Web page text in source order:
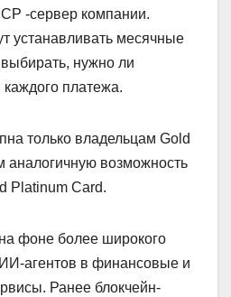
-сервер компании.
устанавливать месячные
нужно ли
платежа.
только владельцам Gold
возможность
Platinum Card.
фоне более широкого
агентов в финансовые и
Ранее блокчейн-